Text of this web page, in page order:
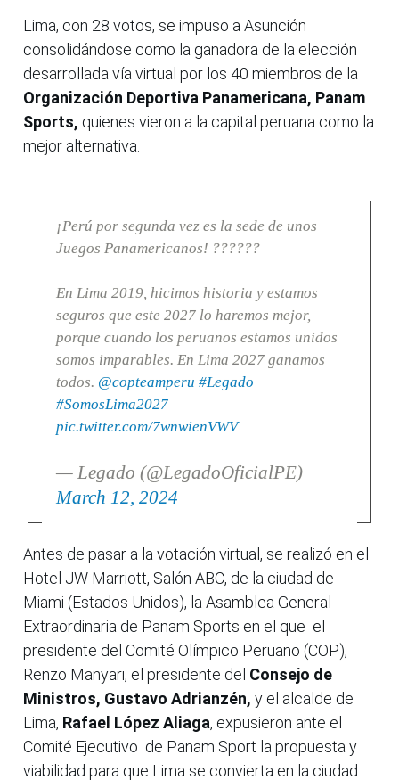
Lima, con 28 votos, se impuso a Asunción
consolidándose como la ganadora de la elección
desarrollada vía virtual por los 40 miembros de la
Organización Deportiva Panamericana, Panam
Sports, quienes vieron a la capital peruana como la
mejor alternativa.
¡Perú por segunda vez es la sede de unos
Juegos Panamericanos! ??????
En Lima 2019, hicimos historia y estamos
seguros que este 2027 lo haremos mejor,
porque cuando los peruanos estamos unidos
somos imparables. En Lima 2027 ganamos
todos. @copteamperu #Legado
#SomosLima2027
pic.twitter.com/7wnwienVWV
— Legado (@LegadoOficialPE)
March 12, 2024
Antes de pasar a la votación virtual, se realizó en el
Hotel JW Marriott, Salón ABC, de la ciudad de
Miami (Estados Unidos), la Asamblea General
Extraordinaria de Panam Sports en el que el
presidente del Comité Olímpico Peruano (COP),
Renzo Manyari, el presidente del Consejo de
Ministros, Gustavo Adrianzén, y el alcalde de
Lima, Rafael López Aliaga, expusieron ante el
Comité Ejecutivo de Panam Sport la propuesta y
viabilidad para que Lima se convierta en la ciudad